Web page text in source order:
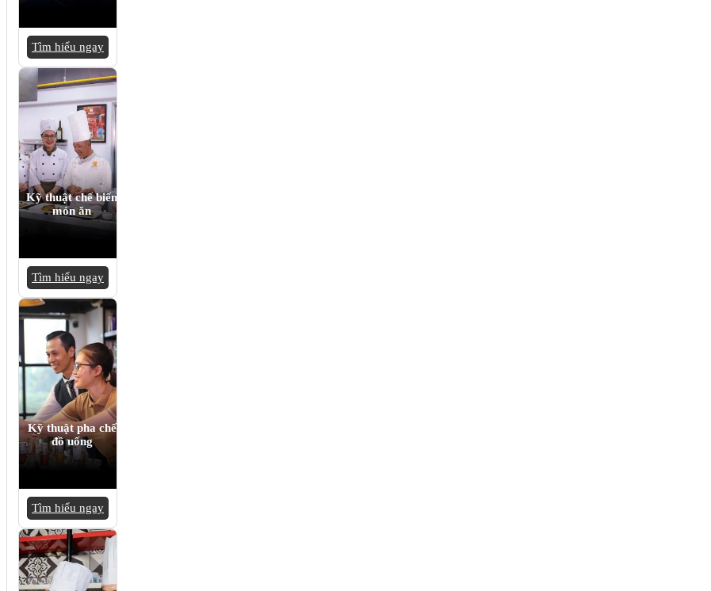
Tìm hiểu ngay
Kỹ thuật chế biến
món ăn
Tìm hiểu ngay
Kỹ thuật pha chế
đồ uống
Tìm hiểu ngay